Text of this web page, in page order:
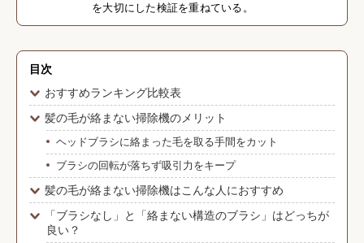
を大切にした検証を重ねている。
目次
おすすめランキング比較表
髪の毛が絡まない掃除機のメリット
ヘッドブラシに絡まった毛を取る手間をカット
ブラシの回転が落ちず吸引力をキープ
髪の毛が絡まない掃除機はこんな人におすすめ
「ブラシなし」と「絡まない構造のブラシ」はどっちが
良い？